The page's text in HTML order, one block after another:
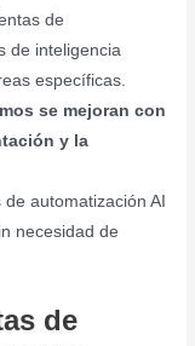
de
de inteligencia
específicas.
se mejoran con
y la
automatización AI
necesidad de
de